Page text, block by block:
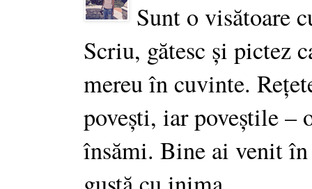
Sunt o visătoare
Scriu, gătesc și pictez
mereu în cuvinte.
povești, iar poveștile –
însămi. Bine ai venit